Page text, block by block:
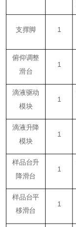
支撑脚 1
俯仰调整
滑台
1
滴液驱动
模块
1
滴液升降
模块
1
样品台升
降滑台
1
样品台平
移滑台
1